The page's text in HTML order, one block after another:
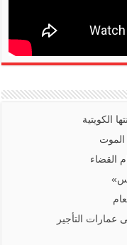
الكويتية
القضاء
عمارات التأجير